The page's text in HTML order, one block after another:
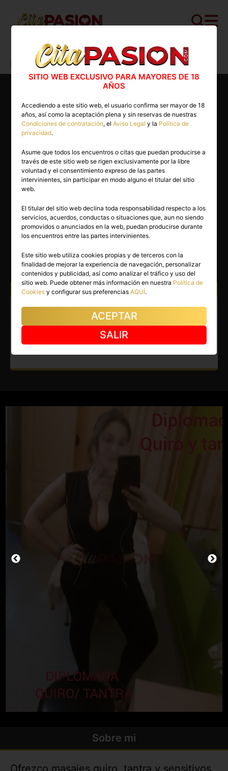
Cita PASION.COM>Masajistas >Barcelona>
Barcelona capital> Maria
49 años
MARIA
Barcelona capital(Barcelona)
(6)
Atiendo a: Hombres
Masajista en Barcelona capital.
Diplomada catalana, consulta
privada.
Sobre mi
Ofrezco masajes quiro, tantra y sensitivos,
SITIO WEB EXCLUSIVO PARA MAYORES DE 18
AÑOS
Accediendo a este sitio web, el usuario confirma ser mayor de 18
años, así como la aceptación plena y sin reservas de nuestras
Condiciones de contratación, elAviso Legal y la Política de
privacidad.
Asume que todos los encuentros o citas que puedan producirse a
través de este sitio web se rigen exclusivamente por la libre
voluntad y el consentimiento expreso de las partes
intervinientes, sin participar en modo alguno el titular del sitio
web.
El titular del sitio web declina toda responsabilidad respecto a los
servicios, acuerdos, conductas o situaciones que, aun no siendo
promovidos o anunciados en la web, puedan producirse durante
los encuentros entre las partes intervinientes.
Este sitio web utiliza cookies propias y de terceros con la
finalidad de mejorar la experiencia de navegación, personalizar
contenidos y publicidad, así como analizar el tráfico y uso del
sitio web. Puede obtener más información en nuestra Política de
Cookies y configurar sus preferenciasAQUÍ.
ACEPTAR
SALIR